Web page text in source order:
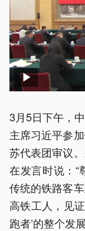
3月5日下午，
主席习近平参
苏代表团审议
在发言时说：“
传统的铁路客
高铁工人，见
跑者’的整个发